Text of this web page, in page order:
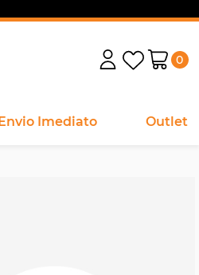
0
Imediato Outlet